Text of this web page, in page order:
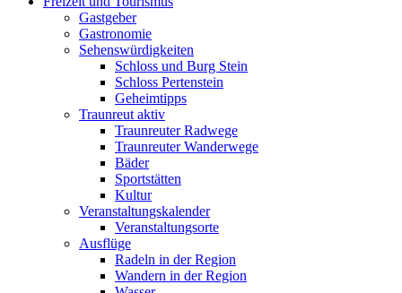
Gastgeber
Gastronomie
Sehenswürdigkeiten
Schloss und Burg Stein
Schloss Pertenstein
Geheimtipps
Traunreut aktiv
Traunreuter Radwege
Traunreuter Wanderwege
Bäder
Sportstätten
Kultur
Veranstaltungskalender
Veranstaltungsorte
Ausflüge
Radeln in der Region
Wandern in der Region